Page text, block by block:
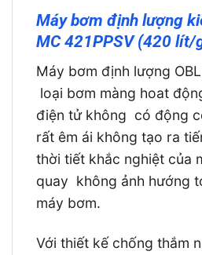
Máy bơm định lượng
MC 421PPSV (420 lít/
Máy bơm định lượng
loại bơm màng hoat
điện tử không có động
rất êm ái không tạo ra
thời tiết khắc nghiệt của
quay không ảnh hướng
máy bơm.
Với thiết kế chống thắm